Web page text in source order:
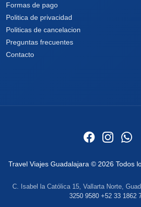
Formas de pago
Politica de privacidad
Politicas de cancelacion
Preguntas frecuentes
Contacto
Travel Viajes Guadalajara © 2026 Todos
C. Isabel la Católica 15, Vallarta Norte,
3250 9580 +52 33 1862